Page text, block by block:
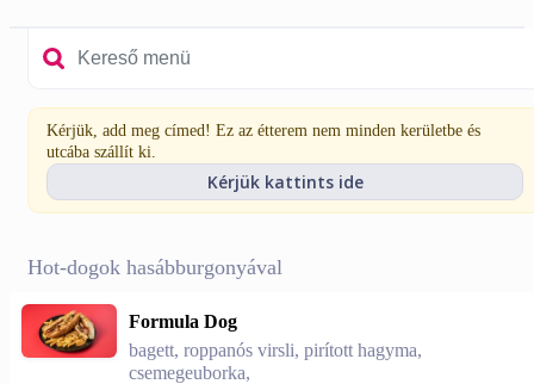
Kérjük, add meg címed! Ez az étterem nem minden kerületbe és
utcába szállít ki.
Kérjük kattints ide
Hot-dogok hasábburgonyával
Formula Dog
bagett, roppanós virsli, pirított hagyma,
csemegeuborka,